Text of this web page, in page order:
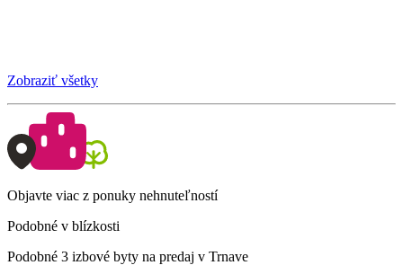
Zobraziť všetky
Objavte viac z ponuky nehnuteľností
Podobné v blízkosti
Podobné 3 izbové byty na predaj v Trnave